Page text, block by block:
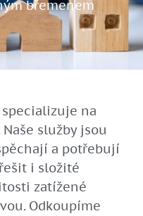
břemenem
specializuje na
Naše služby jsou
a potřebují
i složité
zatížené
Odkoupíme